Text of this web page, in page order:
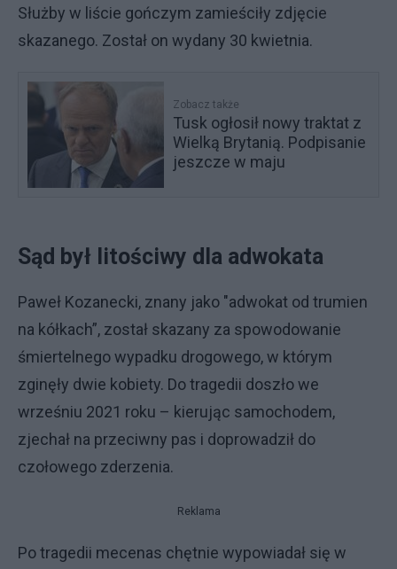
Służby w liście gończym zamieściły zdjęcie
skazanego. Został on wydany 30 kwietnia.
Zobacz także
Tusk ogłosił nowy traktat z
Wielką Brytanią. Podpisanie
jeszcze w maju
Sąd był litościwy dla adwokata
Paweł Kozanecki, znany jako "adwokat od trumien
na kółkach”, został skazany za spowodowanie
śmiertelnego wypadku drogowego, w którym
zginęły dwie kobiety. Do tragedii doszło we
wrześniu 2021 roku – kierując samochodem,
zjechał na przeciwny pas i doprowadził do
czołowego zderzenia.
Reklama
Po tragedii mecenas chętnie wypowiadał się w